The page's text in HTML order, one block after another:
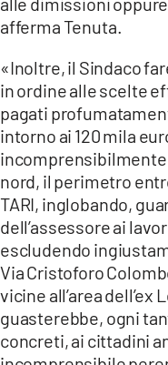
afferma Tenuta.
«Inoltre, il Sindaco
in ordine alle scelte
pagati
intorno ai 120 mila
incomprensibilmente
nord, il perimetro
TARI, inglobando,
dell’assessore ai
escludendo
Via Cristoforo
vicine all’area dell’ex
guasterebbe, ogni
concreti, ai cittadini